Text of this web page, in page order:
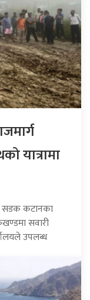
यात्रामा
सडक कटानका
सवारी
उपलब्ध